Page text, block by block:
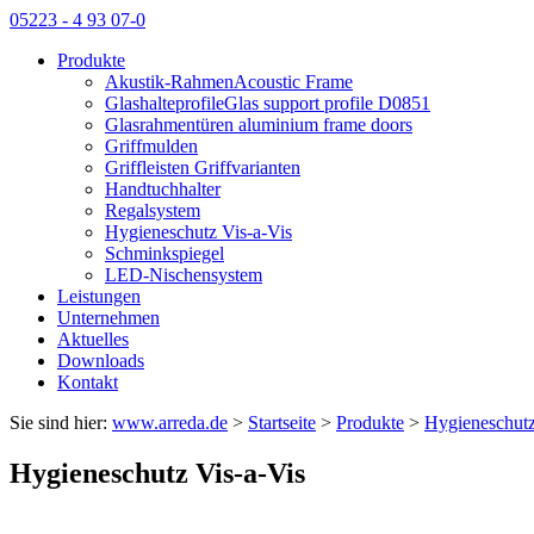
05223 - 4 93 07-0
Produkte
Akustik-RahmenAcoustic Frame
GlashalteprofileGlas support profile D0851
Glasrahmentüren aluminium frame doors
Griffmulden
Griffleisten Griffvarianten
Handtuchhalter
Regalsystem
Hygieneschutz Vis-a-Vis
Schminkspiegel
LED-Nischensystem
Leistungen
Unternehmen
Aktuelles
Downloads
Kontakt
Sie sind hier: www.arreda.de > Startseite > Produkte >
Hygieneschutz Vis-a-Vis